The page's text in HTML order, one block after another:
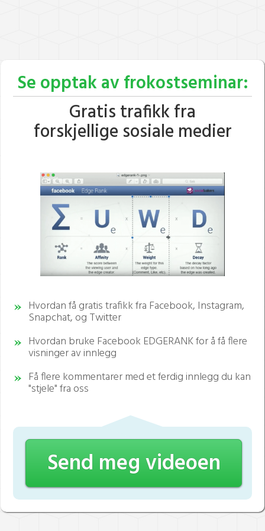
Se opptak av frokostseminar:
Gratis trafikk fra
forskjellige sosiale medier
Hvordan få gratis trafikk fra Facebook, Instagram,
Snapchat, og Twitter
Hvordan bruke Facebook EDGERANK for å få flere
visninger av innlegg
Få flere kommentarer med et ferdig innlegg du kan
"stjele" fra oss
Send meg videoen